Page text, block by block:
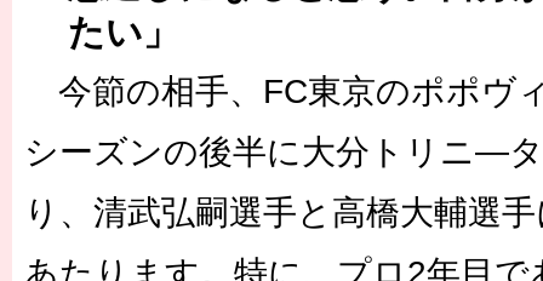
たい」
今節の相手、FC東京のポポヴ
シーズンの後半に大分トリニ―
り、清武弘嗣選手と高橋大輔選
あたります。特に、プロ2年目